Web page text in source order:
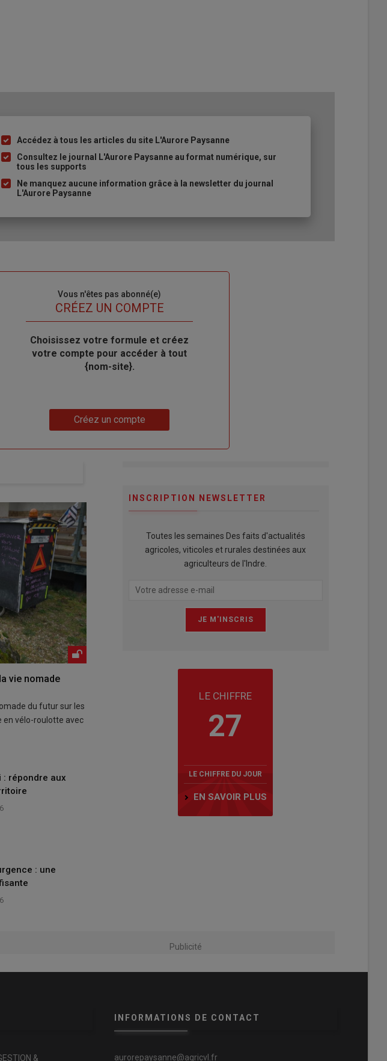
Liste
à
puce
Accédez à tous les articles du site L'Aurore Paysanne
Consultez le journal L'Aurore Paysanne au format numérique, sur
tous les supports
Ne manquez aucune information grâce à la newsletter du journal
L'Aurore Paysanne
Vous n'êtes pas abonné(e)
TITRECRÉEZ UN COMPTE
Body
Choisissez votre formule et créez
votre compte pour accéder à tout
{nom-site}.
Créez un compte
vie nomade
du futur sur les
en vélo-roulotte avec
: répondre aux
: une
INSCRIPTION NEWSLETTER
Toutes les semaines Des faits d'actualités
agricoles, viticoles et rurales destinées aux
agriculteurs de l'Indre.
LE CHIFFRE
27
LE CHIFFRE DU JOUR
EN SAVOIR PLUS
Publicité
&
INFORMATIONS DE CONTACT
aurorepaysanne@agricvl.fr